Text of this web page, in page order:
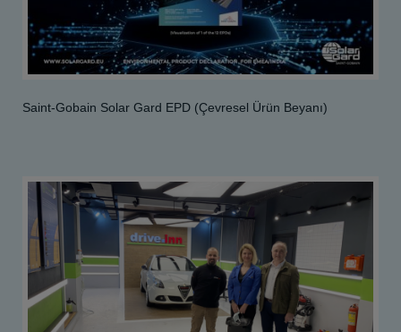
Saint-Gobain Solar Gard EPD (Çevresel Ürün Beyanı)